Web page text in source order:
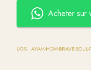
Acheter sur
UGS : AYAM-HOM-BRAVE-SOUL-